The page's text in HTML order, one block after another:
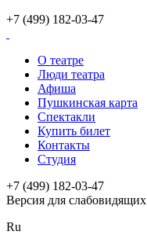
+7 (499) 182-03-47
О театре
Люди театра
Афиша
Пушкинская карта
Спектакли
Купить билет
Контакты
Студия
+7 (499) 182-03-47
Версия для слабовидящих
Ru